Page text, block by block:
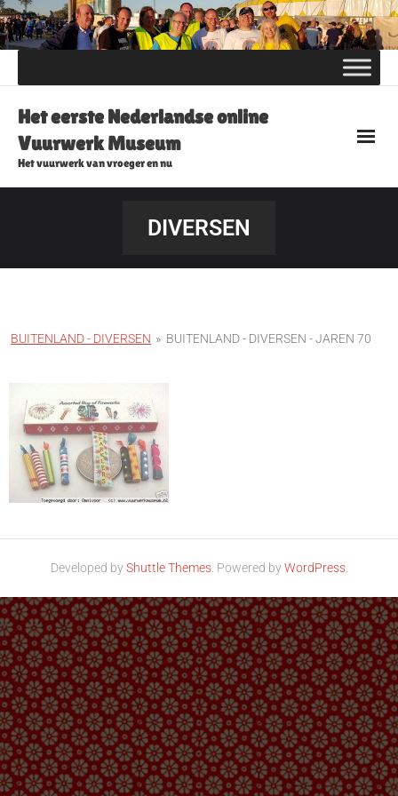
Skip
to
Het eerste Nederlandse online
Vuurwerk Museum
Het vuurwerk van vroeger en nu
DIVERSEN
BUITENLAND - DIVERSEN » BUITENLAND - DIVERSEN - JAREN 70
Developed byShuttle Themes. Powered byWordPress.